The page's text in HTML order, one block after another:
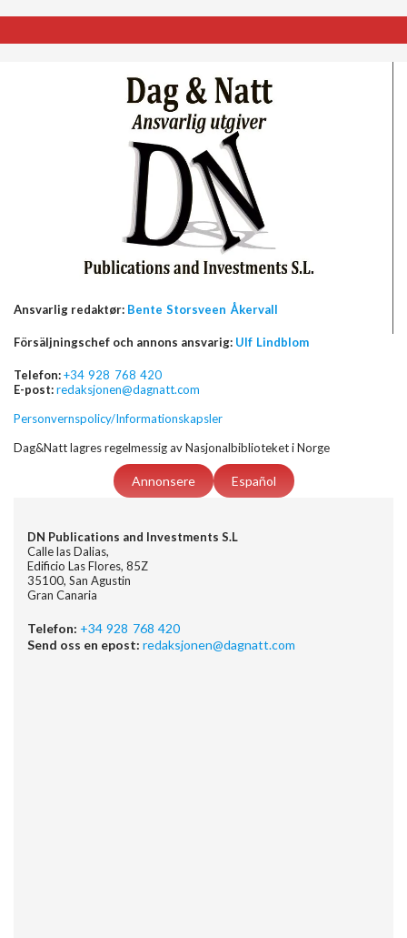
Ansvarlig redaktør: Bente Storsveen Åkervall
Försäljningschef och annons ansvarig: Ulf Lindblom
Telefon:+34 928 768 420
E-post:redaksjonen@dagnatt.com
Personvernspolicy/Informationskapsler
Dag&Natt lagres regelmessig av Nasjonalbiblioteket i Norge
Annonsere Español
DN Publications and Investments S.L
Calle las Dalias,
Edificio Las Flores, 85Z
35100, San Agustin
Gran Canaria
Telefon: +34 928 768 420
Send oss en epost: redaksjonen@dagnatt.com